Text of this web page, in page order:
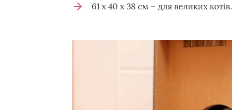
61 х 40 х 38 см – для великих котів.